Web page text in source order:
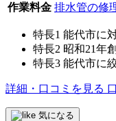
作業料金 排水管の修
特長1 能代市に
特長2 昭和21年
特長3 能代市に
詳細・口コミを見る
気になる